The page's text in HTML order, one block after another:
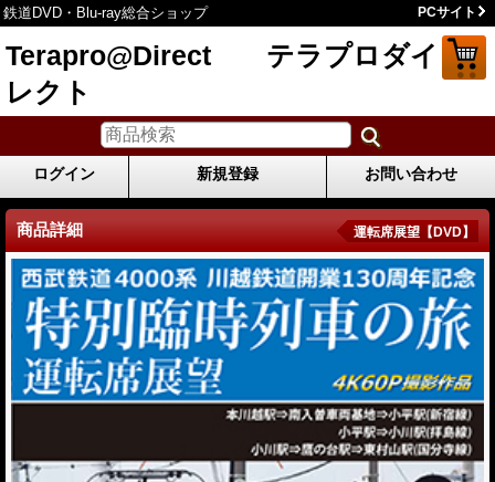
鉄道DVD・Blu-ray総合ショップ PCサイト
Terapro@Direct テラプロダイ
レクト
ログイン 新規登録 お問い合わせ
商品詳細 運転席展望【DVD】